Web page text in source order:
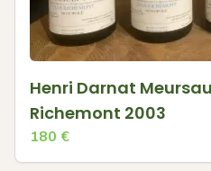
Henri Darnat
Richemont 2003
180 €